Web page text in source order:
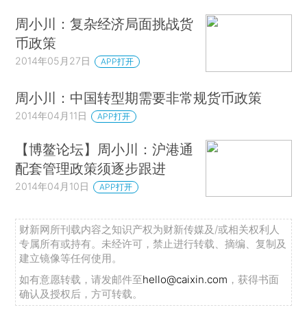
周小川：复杂经济局面挑战货
币政策
2014年05月27日 APP打开
周小川：中国转型期需要非常规货币政策
2014年04月11日 APP打开
【博鳌论坛】周小川：沪港通
配套管理政策须逐步跟进
2014年04月10日 APP打开
财新网所刊载内容之知识产权为财新传媒及/或相关权利人
专属所有或持有。未经许可，禁止进行转载、摘编、复制及
建立镜像等任何使用。
如有意愿转载，请发邮件至hello@caixin.com ，获得书面
确认及授权后，方可转载。